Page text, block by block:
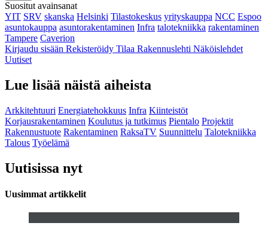
Suositut avainsanat
YIT SRV skanska Helsinki Tilastokeskus yrityskauppa NCC Espoo
asuntokauppa asuntorakentaminen Infra talotekniikka rakentaminen
Tampere Caverion
Kirjaudu sisään Rekisteröidy Tilaa Rakennuslehti Näköislehdet
Uutiset
Lue lisää näistä aiheista
Arkkitehtuuri Energiatehokkuus Infra Kiinteistöt
Korjausrakentaminen Koulutus ja tutkimus Pientalo Projektit
Rakennustuote Rakentaminen RaksaTV Suunnittelu Talotekniikka
Talous Työelämä
Uutisissa nyt
Uusimmat artikkelit